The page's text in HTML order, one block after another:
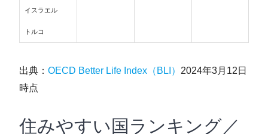
イスラエル
トルコ
出典： OECD Better Life Index（BLI） 2024年3月12日
時点
住みやすい国ランキング／